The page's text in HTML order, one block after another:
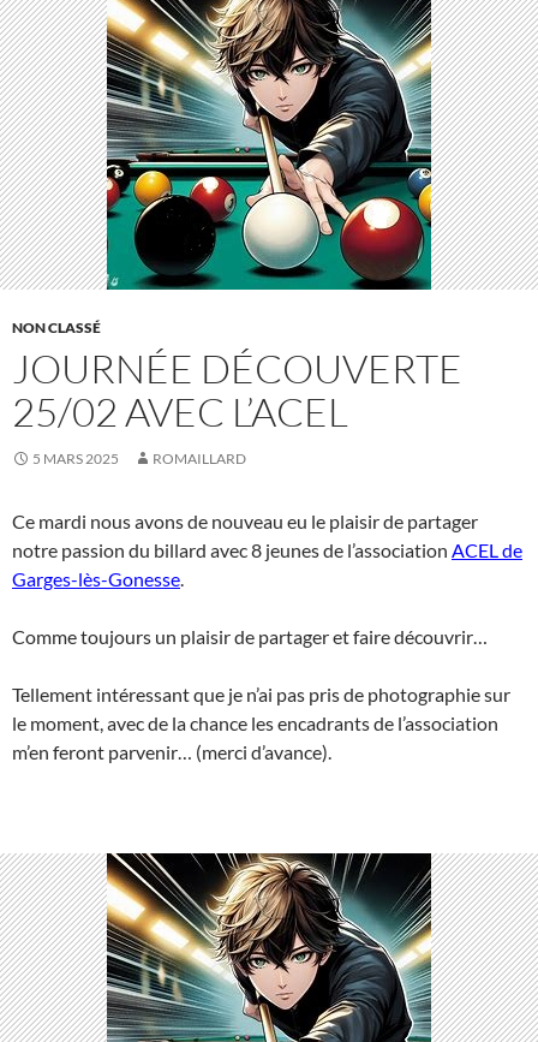
NON CLASSÉ
JOURNÉE DÉCOUVERTE
25/02 AVEC L’ACEL
5 MARS 2025 ROMAILLARD
Ce mardi nous avons de nouveau eu le plaisir de partager
notre passion du billard avec 8 jeunes de l’association ACEL de
Garges-lès-Gonesse.
Comme toujours un plaisir de partager et faire découvrir…
Tellement intéressant que je n’ai pas pris de photographie sur
le moment, avec de la chance les encadrants de l’association
m’en feront parvenir… (merci d’avance).